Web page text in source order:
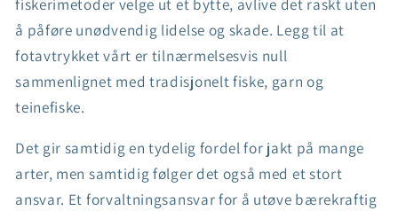
å påføre unødvendig lidelse og skade. Legg til at
fotavtrykket vårt er tilnærmelsesvis null
sammenlignet med tradisjonelt fiske, garn og
teinefiske.
Det gir samtidig en tydelig fordel for jakt på mange
arter, men samtidig følger det også med et stort
ansvar. Et forvaltningsansvar for å utøve bærekraftig